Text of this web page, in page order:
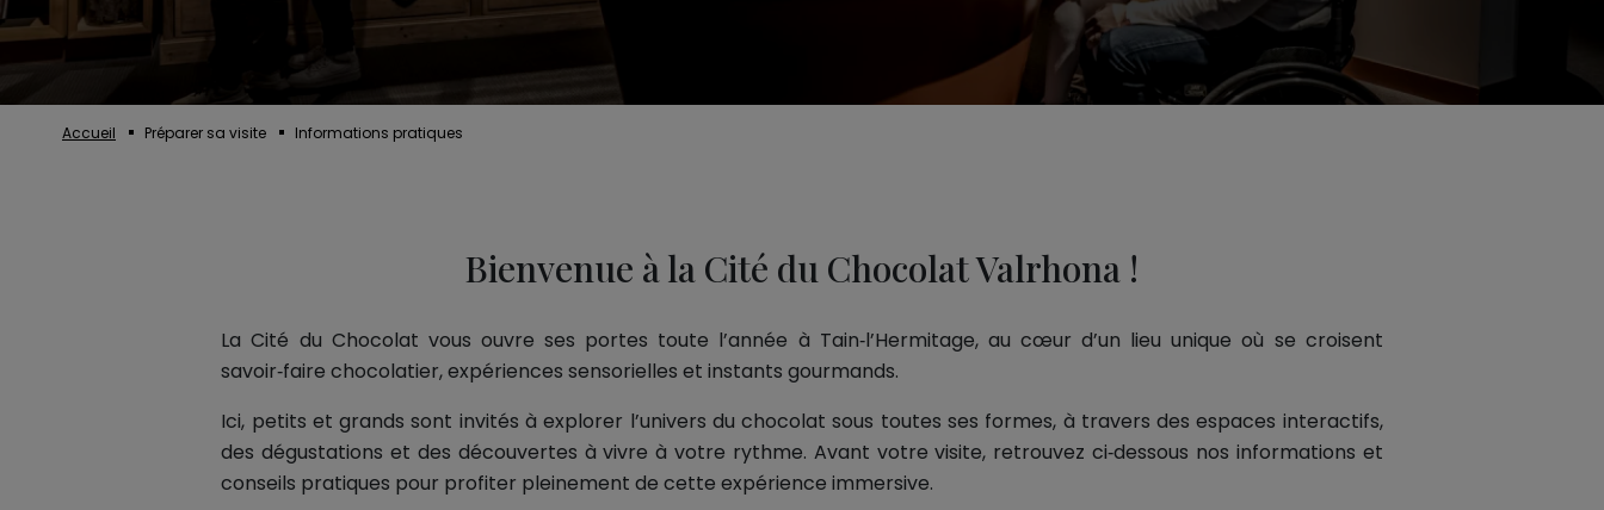
Accueil Préparer sa visite Informations pratiques
Bienvenue à la Cité du Chocolat Valrhona !
La Cité du Chocolat vous ouvre ses portes toute l’année à Tain‑l’Hermitage, au cœur d’un lieu unique où se croisent
savoir‑faire chocolatier, expériences sensorielles et instants gourmands.
Ici, petits et grands sont invités à explorer l’univers du chocolat sous toutes ses formes, à travers des espaces interactifs,
des dégustations et des découvertes à vivre à votre rythme. Avant votre visite, retrouvez ci‑dessous nos informations et
conseils pratiques pour profiter pleinement de cette expérience immersive.